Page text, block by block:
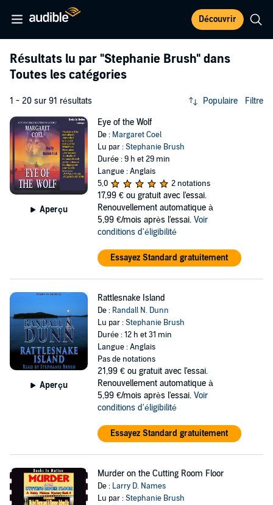
Découvrir
Résultats lu par "Stephanie Brush" dans
Toutes les catégories
1 - 20 sur 91 résultats Populaire Filtre
Aperçu
Eye of the Wolf
De : Margaret Coel
Lu par :Stephanie Brush
Durée : 9 h et 29 min
Langue : Anglais
5,0
2 notations
17,99 € ou gratuit avec l'essai.
Renouvellement automatique à
5,99 €/mois après l'essai. Voir
conditions d'éligibilité
Essayez Standard gratuitement
Aperçu
Rattlesnake Island
De : Randall N. Dunn
Lu par :Stephanie Brush
Durée : 12 h et 31 min
Langue : Anglais
Pas de notations
21,99 € ou gratuit avec l'essai.
Renouvellement automatique à
5,99 €/mois après l'essai. Voir
conditions d'éligibilité
Essayez Standard gratuitement
Murder on the Cutting Room Floor
De : Larry D. Names
Lu par :Stephanie Brush